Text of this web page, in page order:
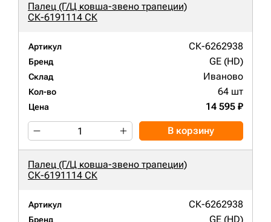
Палец (Г/Ц ковша-звено трапеции)
СК-6191114 СК
Артикул СК-6262938
Бренд GE (HD)
Склад Иваново
Кол-во 64 шт
Цена 14 595 ₽
В корзину
Палец (Г/Ц ковша-звено трапеции)
СК-6191114 СК
Артикул СК-6262938
Бренд GE (HD)